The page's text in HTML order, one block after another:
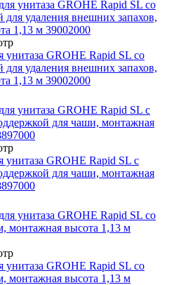
унитаза GROHE Rapid SL со
для удаления внешних запахов,
1,13 м 39002000
унитаза GROHE Rapid SL с
для чаши, монтажная
унитаза GROHE Rapid SL со
монтажная высота 1,13 м